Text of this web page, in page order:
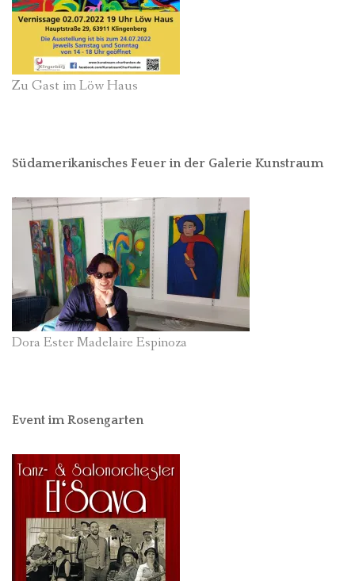
Zu Gast im Löw Haus
Südamerikanisches Feuer in der Galerie Kunstraum
Dora Ester Madelaire Espinoza
Event im Rosengarten